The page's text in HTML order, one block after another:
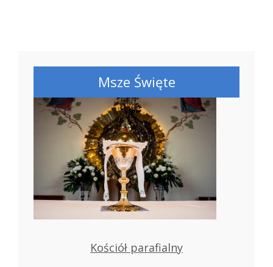
Msze Święte
Kościół parafialny